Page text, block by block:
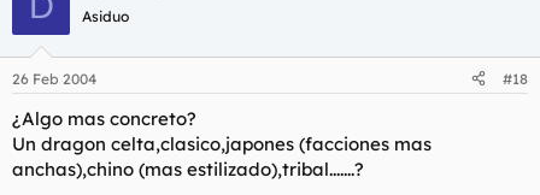
Asiduo
26 Feb 2004 #18
¿Algo mas concreto?
Un dragon celta,clasico,japones (facciones mas
anchas),chino (mas estilizado),tribal.......?